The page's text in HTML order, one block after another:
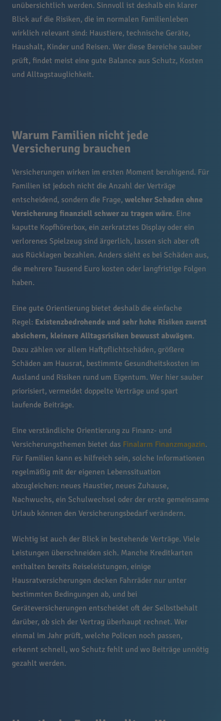
unübersichtlich werden. Sinnvoll ist deshalb ein klarer
Blick auf die Risiken, die im normalen Familienleben
wirklich relevant sind: Haustiere, technische Geräte,
Haushalt, Kinder und Reisen. Wer diese Bereiche sauber
prüft, findet meist eine gute Balance aus Schutz, Kosten
und Alltagstauglichkeit.
Warum Familien nicht jede
Versicherung brauchen
Versicherungen wirken im ersten Moment beruhigend. Für
Familien ist jedoch nicht die Anzahl der Verträge
entscheidend, sondern die Frage, welcher Schaden ohne
Versicherung finanziell schwer zu tragen wäre. Eine
kaputte Kopfhörerbox, ein zerkratztes Display oder ein
verlorenes Spielzeug sind ärgerlich, lassen sich aber oft
aus Rücklagen bezahlen. Anders sieht es bei Schäden aus,
die mehrere Tausend Euro kosten oder langfristige Folgen
haben.
Eine gute Orientierung bietet deshalb die einfache
Regel: Existenzbedrohende und sehr hohe Risiken zuerst
absichern, kleinere Alltagsrisiken bewusst abwägen.
Dazu zählen vor allem Haftpflichtschäden, größere
Schäden am Hausrat, bestimmte Gesundheitskosten im
Ausland und Risiken rund um Eigentum. Wer hier sauber
priorisiert, vermeidet doppelte Verträge und spart
laufende Beiträge.
Eine verständliche Orientierung zu Finanz- und
Versicherungsthemen bietet das Finalarm Finanzmagazin.
Für Familien kann es hilfreich sein, solche Informationen
regelmäßig mit der eigenen Lebenssituation
abzugleichen: neues Haustier, neues Zuhause,
Nachwuchs, ein Schulwechsel oder der erste gemeinsame
Urlaub können den Versicherungsbedarf verändern.
Wichtig ist auch der Blick in bestehende Verträge. Viele
Leistungen überschneiden sich. Manche Kreditkarten
enthalten bereits Reiseleistungen, einige
Hausratversicherungen decken Fahrräder nur unter
bestimmten Bedingungen ab, und bei
Geräteversicherungen entscheidet oft der Selbstbehalt
darüber, ob sich der Vertrag überhaupt rechnet. Wer
einmal im Jahr prüft, welche Policen noch passen,
erkennt schnell, wo Schutz fehlt und wo Beiträge unnötig
gezahlt werden.